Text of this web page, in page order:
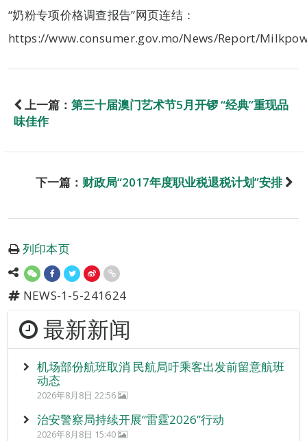
“奶粉专项价格调查报告”网页连结：
https://www.consumer.gov.mo/News/Report/
上一篇： 第三十届澳门艺术节5月开锣 “经典”重现品
味佳作
下一篇： 财政局“2017年度职业税退税计划”安排
列印本页
NEWS-1-5-241624
最新新闻
机场部份航班取消 民航局吁乘客出发前留意航班
动态
2026年8月8日 22:56
治安警察局持续开展“雷霆2026”行动
2026年8月8日 15:40